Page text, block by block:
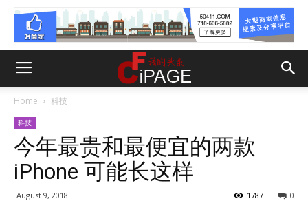
Home 科技
科技
今年最贵和最便宜的两款
iPhone 可能长这样
August 9, 2018 0
1787